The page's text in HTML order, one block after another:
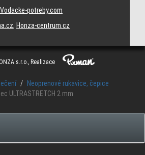
Vodacke-potreby.com
, Honza-centrum.cz
s.r.o., Realizace
Neoprenové rukavice, čepice
ULTRASTRETCH 2 mm